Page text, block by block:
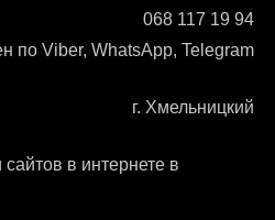
068 117 19 94
по Viber, WhatsApp, Telegram
г. Хмельницкий
в интернете в